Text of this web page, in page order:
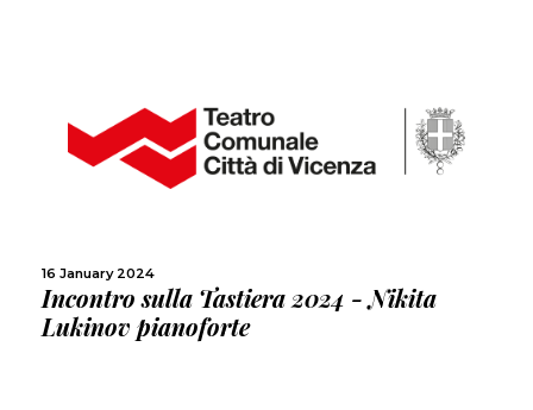
16 January 2024
Incontro sulla Tastiera 2024 - Nikita
Lukinov pianoforte
MORE